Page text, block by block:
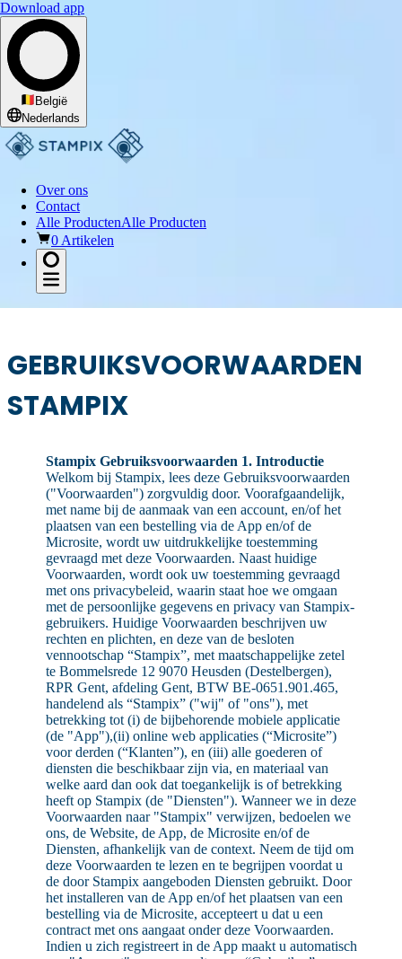
Download app
België
Nederlands
Over ons
Contact
Alle ProductenAlle Producten
0 Artikelen
GEBRUIKSVOORWAARDEN
STAMPIX
Stampix Gebruiksvoorwaarden 1. Introductie
Welkom bij Stampix, lees deze Gebruiksvoorwaarden
("Voorwaarden") zorgvuldig door. Voorafgaandelijk,
met name bij de aanmaak van een account, en/of het
plaatsen van een bestelling via de App en/of de
Microsite, wordt uw uitdrukkelijke toestemming
gevraagd met deze Voorwaarden. Naast huidige
Voorwaarden, wordt ook uw toestemming gevraagd
met ons privacybeleid, waarin staat hoe we omgaan
met de persoonlijke gegevens en privacy van Stampix-
gebruikers. Huidige Voorwaarden beschrijven uw
rechten en plichten, en deze van de besloten
vennootschap “Stampix”, met maatschappelijke zetel
te Bommelsrede 12 9070 Heusden (Destelbergen),
RPR Gent, afdeling Gent, BTW BE-0651.901.465,
handelend als “Stampix” ("wij" of "ons"), met
betrekking tot (i) de bijbehorende mobiele applicatie
(de "App"),(ii) online web applicaties (“Microsite”)
voor derden (“Klanten”), en (iii) alle goederen of
diensten die beschikbaar zijn via, en materiaal van
welke aard dan ook dat toegankelijk is of betrekking
heeft op Stampix (de "Diensten"). Wanneer we in deze
Voorwaarden naar "Stampix" verwijzen, bedoelen we
ons, de Website, de App, de Microsite en/of de
Diensten, afhankelijk van de context. Neem de tijd om
deze Voorwaarden te lezen en te begrijpen voordat u
de door Stampix aangeboden Diensten gebruikt. Door
het installeren van de App en/of het plaatsen van een
bestelling via de Microsite, accepteert u dat u een
contract met ons aangaat onder deze Voorwaarden.
Indien u zich registreert in de App maakt u automatisch